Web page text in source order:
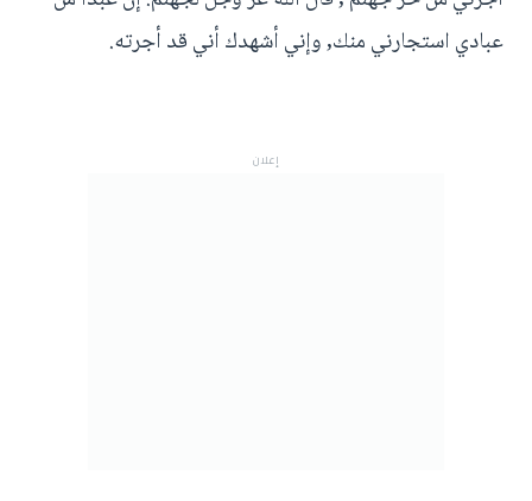
عبادي استجارني منك, وإني أشهدك أني قد أجرته.
إعلان